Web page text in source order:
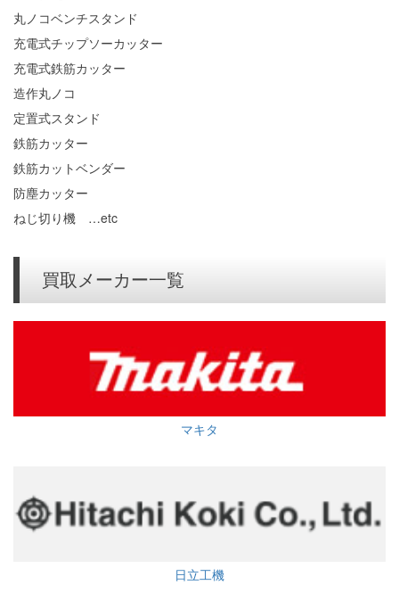
丸ノコベンチスタンド
充電式チップソーカッター
充電式鉄筋カッター
造作丸ノコ
定置式スタンド
鉄筋カッター
鉄筋カットベンダー
防塵カッター
ねじ切り機 …etc
買取メーカー一覧
マキタ
日立工機